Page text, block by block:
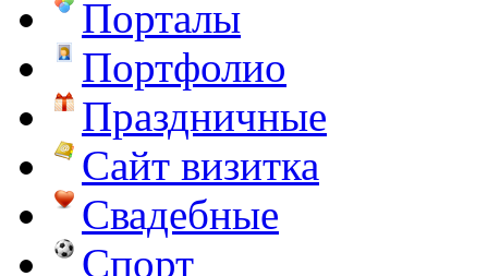
Порталы
Портфолио
Праздничные
Сайт визитка
Свадебные
Спорт